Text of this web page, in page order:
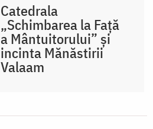
Catedrala
„Schimbarea la Față
a Mântuitorului” și
incinta Mănăstirii
Valaam